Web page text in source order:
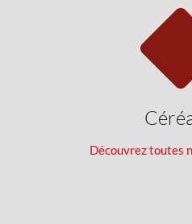
Découvrez toutes